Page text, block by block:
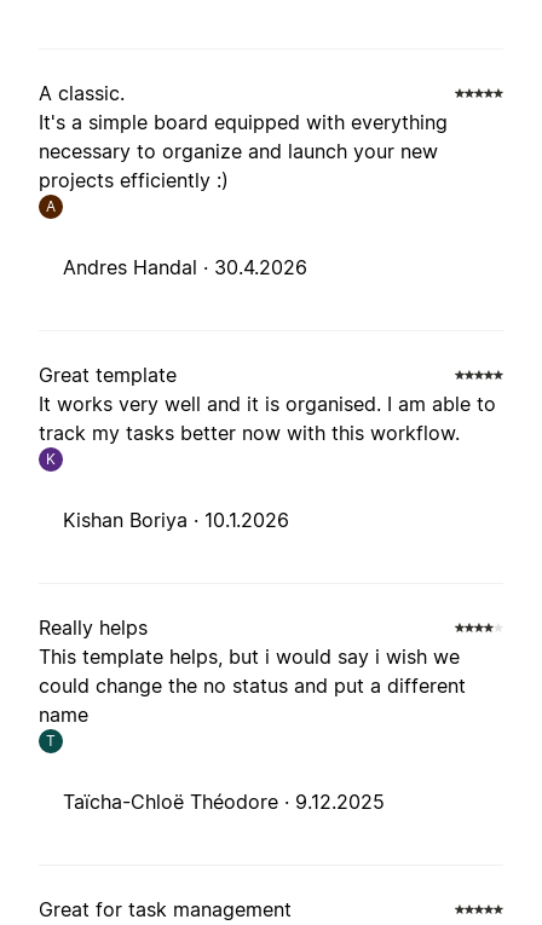
A classic.
It's a simple board equipped with everything
necessary to organize and launch your new
projects efficiently :)
A
Andres Handal · 30.4.2026
Great template
It works very well and it is organised. I am able to
track my tasks better now with this workflow.
K
Kishan Boriya · 10.1.2026
Really helps
This template helps, but i would say i wish we
could change the no status and put a different
name
T
Taïcha-Chloë Théodore · 9.12.2025
Great for task management